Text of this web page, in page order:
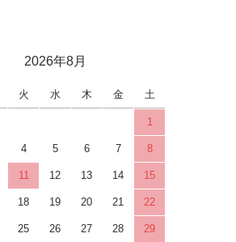
2026年8月
火 水 木 金 土
1
4 5 6 7 8
11 12 13 14 15
18 19 20 21 22
25 26 27 28 29